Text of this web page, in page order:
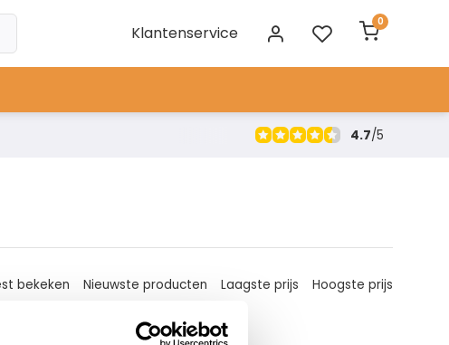
Klantenservice
0
4.7/5
bekeken Nieuwste producten Laagste prijs Hoogste prijs